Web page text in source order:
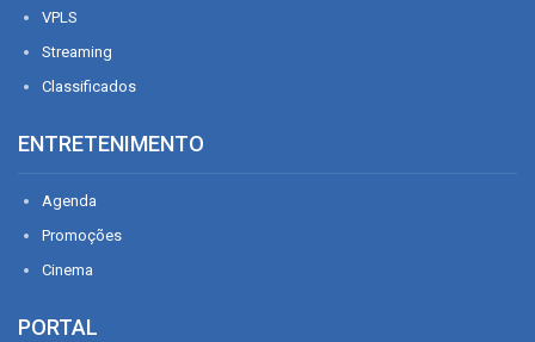
VPLS
Streaming
Classificados
ENTRETENIMENTO
Agenda
Promoções
Cinema
PORTAL